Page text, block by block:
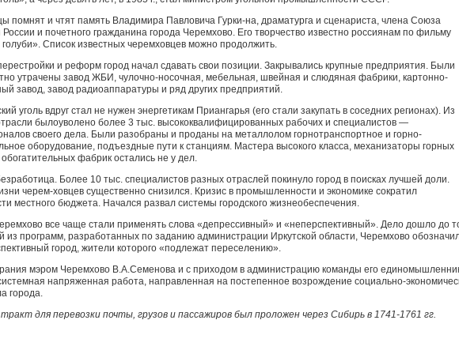
помнят и чтят память Владимира Павловича Гурки-на, драматурга и сценариста, члена Союза
и почетного гражданина города Черемхово. Его творчество известно россиянам по фильму
Список известных черемховцев можно продолжить.
и реформ город начал сдавать свои по­зиции. Закрывались крупные предприятия. Были
утра­чены завод ЖБИ, чулочно-носочная, мебельная, швейная и слюдяная фабрики, картонно-
завод, завод радиоаппаратуры и ряд других предприятий.
уголь вдруг стал не нужен энергетикам Приангарья (его стали закупать в соседних регионах). Из
былоуволено более 3 тыс. высококвалифицированных рабочих и специали­стов —
своего дела. Были разобраны и проданы на металлолом горнотранспортное и горно-
оборудование, подъездные пути к станциям. Мастера высокого класса, механизаторы горных
обогатительных фабрик остались не у дел.
Более 10 тыс. специалистов разных от­раслей покинуло город в поисках лучшей доли.
черем-ховцев существенно снизился. Кризис в промышленности и экономике сократил
местного бюджета. Начался развал системы городского жизнеобеспечения.
все чаще стали применять слова «депрессив­ный» и «неперспективный». Дело дошло до
из про­грамм, разработанных по заданию администрации Иркутской области, Черемхово
город, жители которого «подлежат переселению».
мэром Черемхово В.А.Семенова и с приходом в администрацию команды его
напряженная работа, направленная на постепенное возрождение социально-
города.
для перевозки почты, грузов и пассажиров был проложен через Сибирь в 1741-1761 гг.